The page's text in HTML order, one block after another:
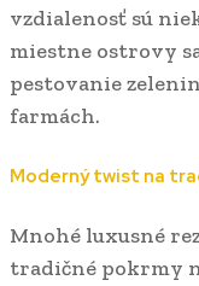
vzdialenosť sú
miestne ostrovy
pestovanie
farmách.
Moderný twist na
Mnohé luxusné
tradičné pokrmy